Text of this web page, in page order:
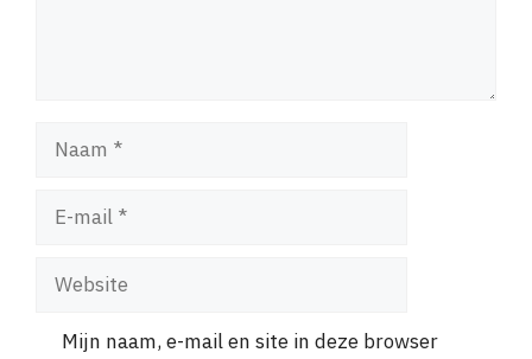
Naam
Website
Mijn naam, e-mail en site in deze browser